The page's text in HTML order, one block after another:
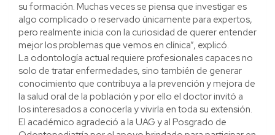
su formación. Muchas veces se piensa que investigar es
algo complicado o reservado únicamente para expertos,
pero realmente inicia con la curiosidad de querer entender
mejor los problemas que vemos en clínica”, explicó.
La odontología actual requiere profesionales capaces no
solo de tratar enfermedades, sino también de generar
conocimiento que contribuya a la prevención y mejora de
la salud oral de la población y por ello el doctor invitó a
los interesados a conocerla y vivirla en toda su extensión.
El académico agradeció a la UAG y al Posgrado de